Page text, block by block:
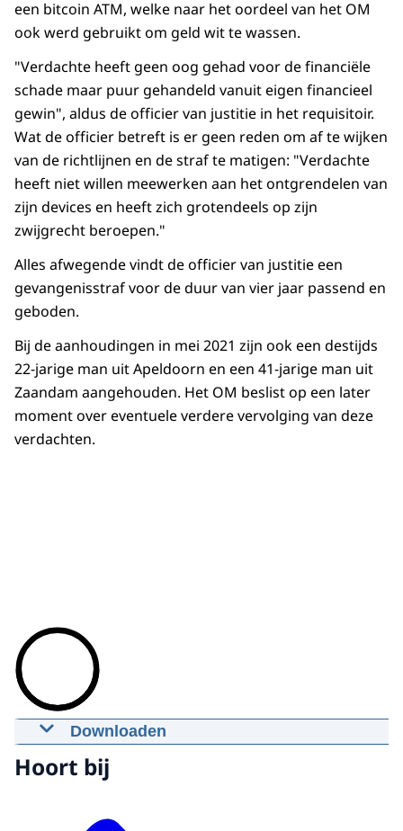
een bitcoin ATM, welke naar het oordeel van het OM
ook werd gebruikt om geld wit te wassen.
"Verdachte heeft geen oog gehad voor de financiële
schade maar puur gehandeld vanuit eigen financieel
gewin", aldus de officier van justitie in het requisitoir.
Wat de officier betreft is er geen reden om af te wijken
van de richtlijnen en de straf te matigen: "Verdachte
heeft niet willen meewerken aan het ontgrendelen van
zijn devices en heeft zich grotendeels op zijn
zwijgrecht beroepen."
Alles afwegende vindt de officier van justitie een
gevangenisstraf voor de duur van vier jaar passend en
geboden.
Bij de aanhoudingen in mei 2021 zijn ook een destijds
22-jarige man uit Apeldoorn en een 41-jarige man uit
Zaandam aangehouden. Het OM beslist op een later
moment over eventuele verdere vervolging van deze
verdachten.
Downloaden
Hoe werkt pump en dump?
11-01-2022
Hoort bij